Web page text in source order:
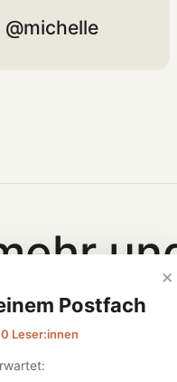
michelle
×
Postfach
Leser:innen